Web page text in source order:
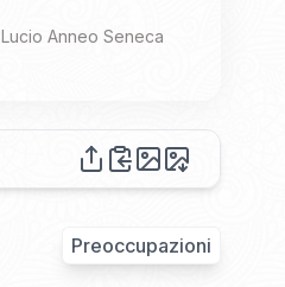
Lucio Anneo Seneca
Preoccupazioni